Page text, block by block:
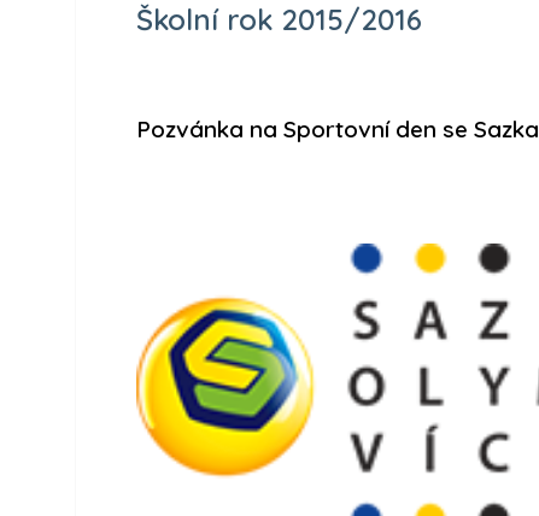
Školní rok 2015/2016
Pozvánka na Sportovní den se